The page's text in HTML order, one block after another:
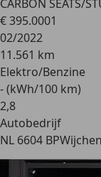
CARBON SEATS/
€ 395.0001
02/2022
11.561 km
Elektro/Benzine
- (kWh/100 km)
2,8
Autobedrijf
NL 6604 BPWijchen